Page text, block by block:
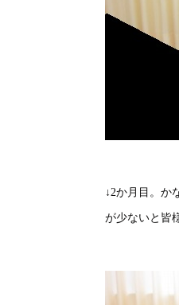
↓2か月目。か
が少ないと皆